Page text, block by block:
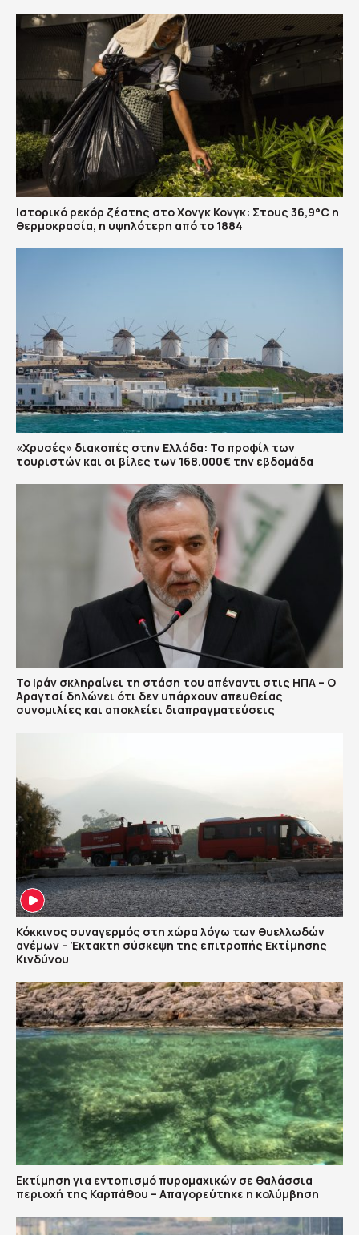
Ιστορικό ρεκόρ ζέστης στο Χονγκ Κονγκ: Στους 36,9°C η
θερμοκρασία, η υψηλότερη από το 1884
«Χρυσές» διακοπές στην Ελλάδα: Το προφίλ των
τουριστών και οι βίλες των 168.000€ την εβδομάδα
Το Ιράν σκληραίνει τη στάση του απέναντι στις ΗΠΑ – Ο
Αραγτσί δηλώνει ότι δεν υπάρχουν απευθείας
συνομιλίες και αποκλείει διαπραγματεύσεις
Κόκκινος συναγερμός στη χώρα λόγω των θυελλωδών
ανέμων – Έκτακτη σύσκεψη της επιτροπής Εκτίμησης
Κινδύνου
Εκτίμηση για εντοπισμό πυρομαχικών σε θαλάσσια
περιοχή της Καρπάθου – Απαγορεύτηκε η κολύμβηση